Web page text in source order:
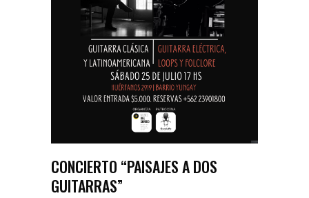
CONCIERTO “PAISAJES A DOS
GUITARRAS”